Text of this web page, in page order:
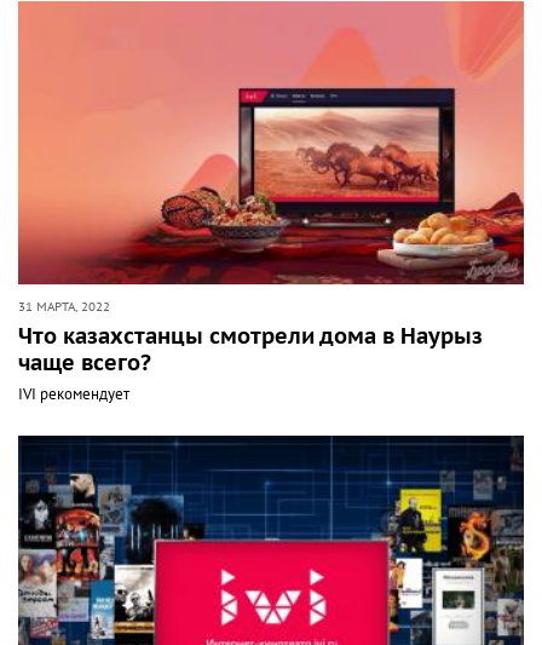
31 МАРТА, 2022
Что казахстанцы смотрели дома в Наурыз
чаще всего?
IVI рекомендует